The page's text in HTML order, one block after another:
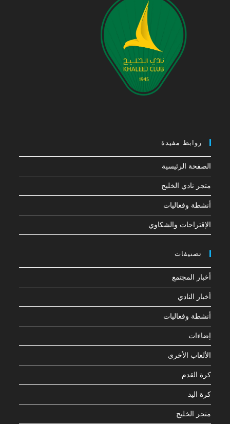
روابط مفيدة
الصفحة الرئيسية
متجر نادي الخليج
أنشطة وفعاليات
الإقتراحات والشكاوي
تصنيفات
أخبار المجتمع
أخبار النادي
أنشطة وفعاليات
إضاءات
الألعاب الأخرى
كرة القدم
كرة اليد
متجر الخليج